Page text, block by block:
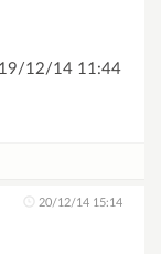
19/12/14 11:44
20/12/14 15:14